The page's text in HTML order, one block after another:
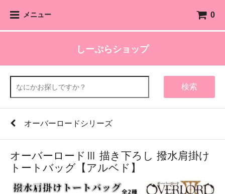
メニュー 0
しーぷらショップ
検索
オーバーロードシリーズ
オーバーロードⅢ 描き下ろし 撥水肩掛け
トートバッグ【アルベド】